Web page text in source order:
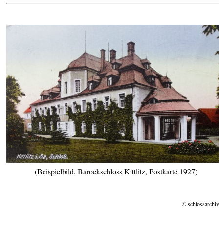
(Beispielbild, Barockschloss Kittlitz, Postkarte 1927)
©